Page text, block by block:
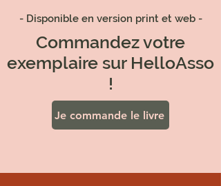
- Disponible en version print et web -
Commandez votre
exemplaire sur HelloAsso
!
Je commande le livre